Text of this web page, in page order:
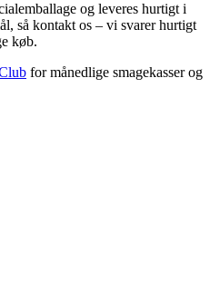
og leveres hurtigt i
så kontakt os – vi svarer hurtigt
køb.
for månedlige smagekasser og